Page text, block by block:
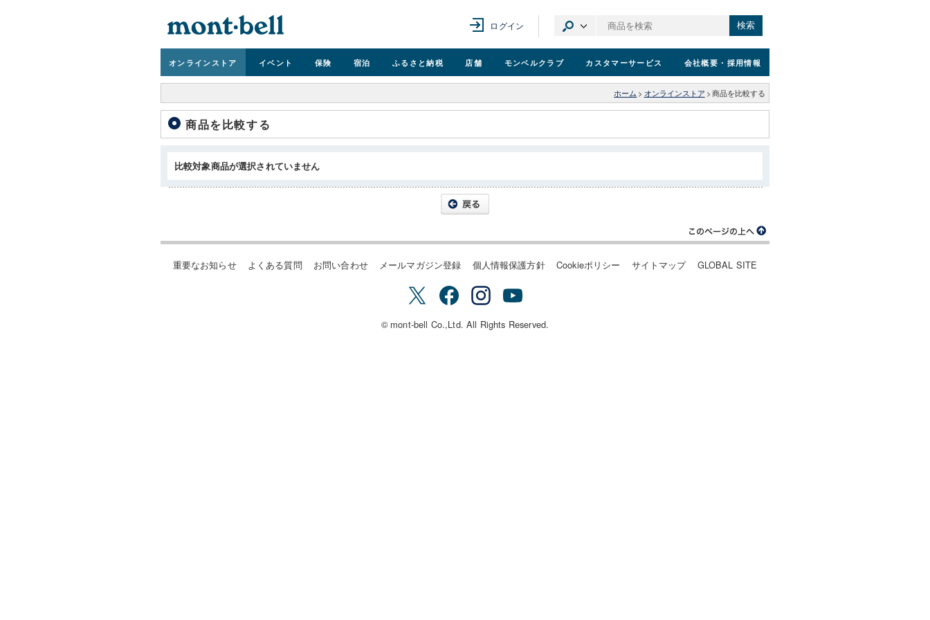
ログイン 検索
オンラインストア イベント 保険 宿泊 ふるさと納税 店舗 モンベルクラブ カスタマーサービス 会社概要 ・採用情報
ホーム > オンラインストア > 商品を比較する
商品を比較する
比較対象商品が選択されていません
重要なお知らせ よくある質問 お問い合わせ メールマガジン登録 個人情報保護方針 Cookieポリシー サイトマップ GLOBAL SITE
© mont-bell Co.,Ltd. All Rights Reserved.